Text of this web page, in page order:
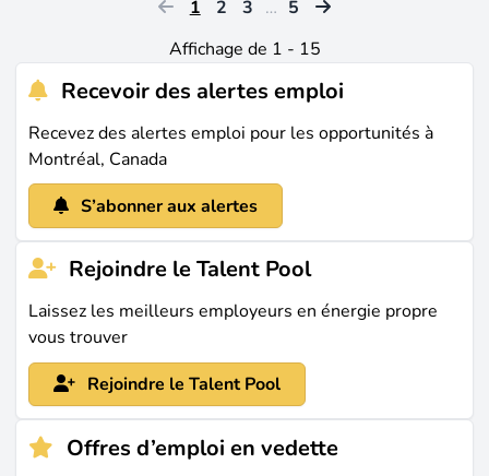
1 2 3 … 5
Affichage de 1 - 15
Recevoir des alertes emploi
Recevez des alertes emploi pour les opportunités à
Montréal, Canada
S’abonner aux alertes
Rejoindre le Talent Pool
Laissez les meilleurs employeurs en énergie propre
vous trouver
Rejoindre le Talent Pool
Offres d’emploi en vedette